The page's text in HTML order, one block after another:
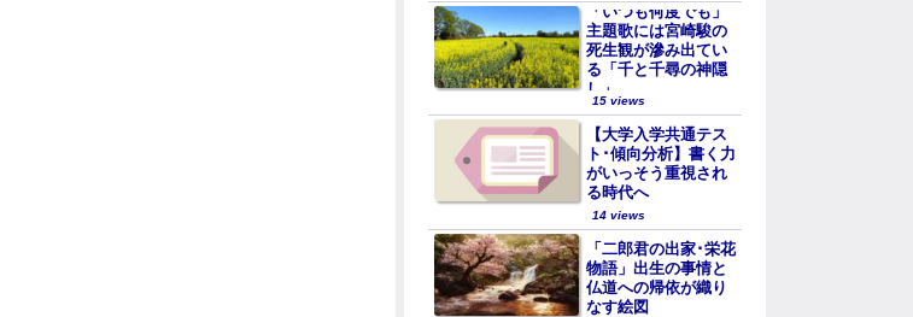
「いつも何度でも」
主題歌には宮崎駿の
死生観が滲み出てい
る「千と千尋の神隠
し」
15 views
【大学入学共通テス
ト･傾向分析】書く力
がいっそう重視され
る時代へ
14 views
「二郎君の出家･栄花
物語」出生の事情と
仏道への帰依が織り
なす絵図